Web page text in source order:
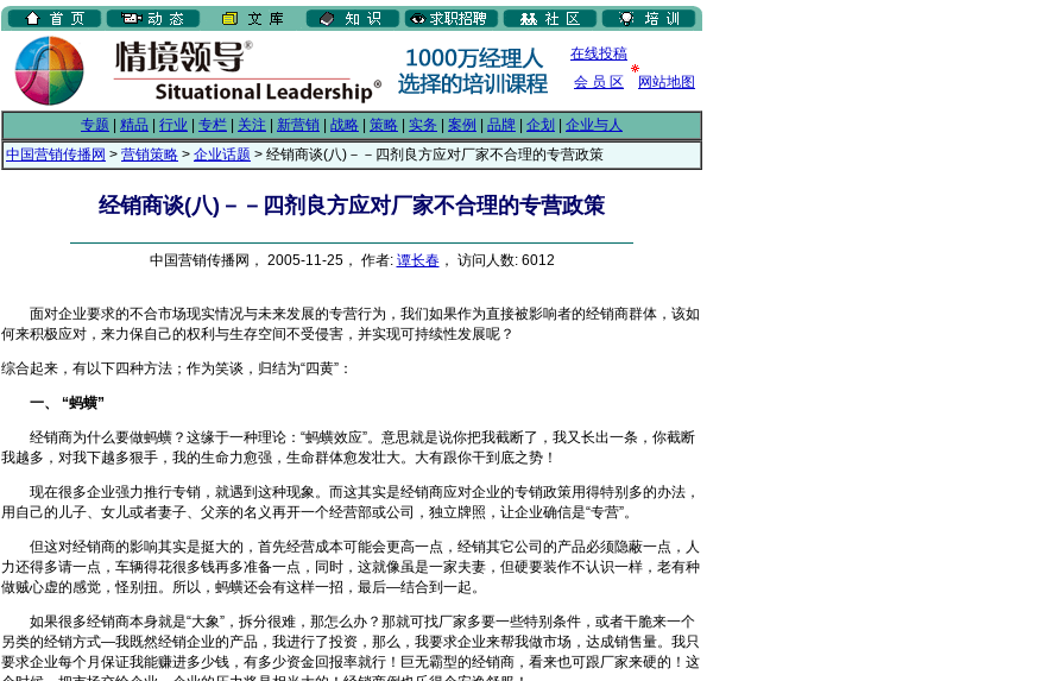
在线投稿
会 员 区
网站地图
专题 精品 行业 专栏 关注 新营销 战略 策略 实务 案例 品牌 企划
企业与人
中国营销传播网 > 营销策略 > 企业话题 > 经销商谈(八)－－四剂良方应对厂家不合理的专营政策
经销商谈(八)－－四剂良方应对厂家不合理的专营政策
中国营销传播网， 2005-11-25， 作者: 谭长春， 访问人数: 6012
面对企业要求的不合市场现实情况与未来发展的专营行为，我们如果作为直接被影响者的经销商群体，该如
何来积极应对，来力保自己的权利与生存空间不受侵害，并实现可持续性发展呢？
综合起来，有以下四种方法；作为笑谈，归结为“四黄”：
一、 “蚂蟥”
经销商为什么要做蚂蟥？这缘于一种理论：“蚂蟥效应”。意思就是说你把我截断了，我又长出一条，你截断
我越多，对我下越多狠手，我的生命力愈强，生命群体愈发壮大。大有跟你干到底之势！
现在很多企业强力推行专销，就遇到这种现象。而这其实是经销商应对企业的专销政策用得特别多的办法，
用自己的儿子、女儿或者妻子、父亲的名义再开一个经营部或公司，独立牌照，让企业确信是“专营”。
但这对经销商的影响其实是挺大的，首先经营成本可能会更高一点，经销其它公司的产品必须隐蔽一点，人
力还得多请一点，车辆得花很多钱再多准备一点，同时，这就像虽是一家夫妻，但硬要装作不认识一样，老有种
做贼心虚的感觉，怪别扭。所以，蚂蟥还会有这样一招，最后—结合到一起。
如果很多经销商本身就是“大象”，拆分很难，那怎么办？那就可找厂家多要一些特别条件，或者干脆来一个
另类的经销方式—我既然经销企业的产品，我进行了投资，那么，我要求企业来帮我做市场，达成销售量。我只
要求企业每个月保证我能赚进多少钱，有多少资金回报率就行！巨无霸型的经销商，看来也可跟厂家来硬的！这